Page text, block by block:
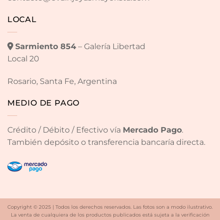
LOCAL
Sarmiento 854– Galería Libertad
Local 20
Rosario, Santa Fe, Argentina
MEDIO DE PAGO
Crédito / Débito / Efectivo vía Mercado Pago.
También depósito o transferencia bancaría directa.
Copyright © 2025 | Todos los derechos reservados. Las fotos son a modo ilustrativo.
La venta de cualquiera de los productos publicados está sujeta a la verificación